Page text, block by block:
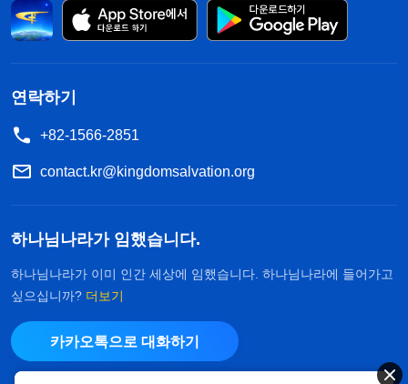
연락하기
+82-1566-2851
contact.kr@kingdomsalvation.org
하나님나라가 임했습니다.
하나님나라가 이미 인간 세상에 임했습니다. 하나님나라에 들어가고
싶으십니까? 더보기
카카오톡으로 대화하기